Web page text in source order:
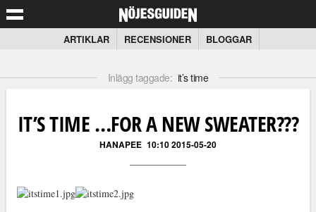
ARTIKLAR RECENSIONER BLOGGAR
Inlägg taggade: it’s time
IT’S TIME …FOR A NEW SWEATER???
HANAPEE 10:10 2015-05-20